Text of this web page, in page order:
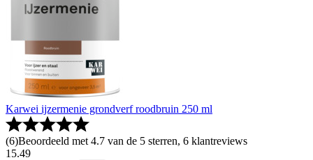
Karwei ijzermenie grondverf roodbruin 250 ml
(6)Beoordeeld met 4.7 van de 5 sterren, 6 klantreviews
15.49